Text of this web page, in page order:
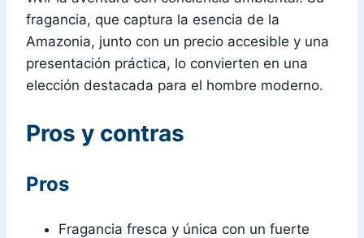
fragancia, que captura la esencia de la
Amazonia, junto con un precio accesible y una
presentación práctica, lo convierten en una
elección destacada para el hombre moderno.
Pros y contras
Pros
Fragancia fresca y única con un fuerte